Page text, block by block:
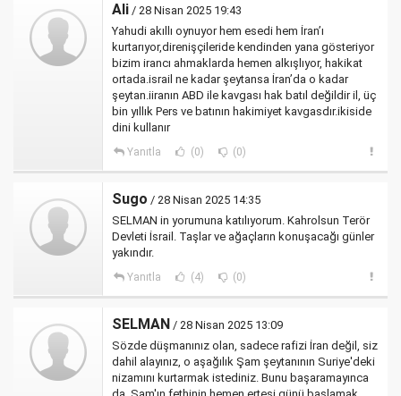
Ali / 28 Nisan 2025 19:43
Yahudi akıllı oynuyor hem esedi hem İran’ı
kurtarıyor,direnişçileride kendinden yana gösteriyor
bizim irancı ahmaklarda hemen alkışlıyor, hakikat
ortada.israil ne kadar şeytansa İran’da o kadar
şeytan.iiranın ABD ile kavgası hak batıl değildir il, üç
bin yıllık Pers ve batının hakimiyet kavgasdır.ikiside
dini kullanır
Yanıtla (0) (0)
Sugo / 28 Nisan 2025 14:35
SELMAN in yorumuna katılıyorum. Kahrolsun Terör
Devleti İsrail. Taşlar ve ağaçların konuşacağı günler
yakındır.
Yanıtla (4) (0)
SELMAN / 28 Nisan 2025 13:09
Sözde düşmanınız olan, sadece rafizi İran değil, siz
dahil alayınız, o aşağılık Şam şeytanının Suriye'deki
nizamını kurtarmak istediniz. Bunu başaramayınca